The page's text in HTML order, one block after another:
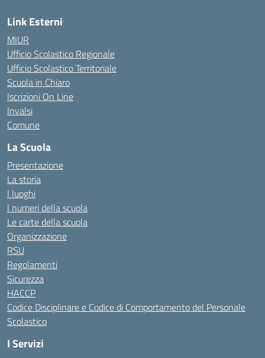
Link Esterni
MIUR
Ufficio Scolastico Regionale
Ufficio Scolastico Territoriale
Scuola in Chiaro
Iscrizioni On Line
Invalsi
Comune
La Scuola
Presentazione
La storia
I luoghi
I numeri della scuola
Le carte della scuola
Organizzazione
RSU
Regolamenti
Sicurezza
HACCP
Codice Disciplinare e Codice di Comportamento del Personale
Scolastico
I Servizi